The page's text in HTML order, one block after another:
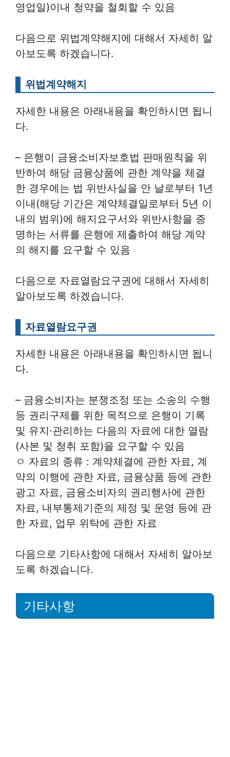
영업일)이내 청약을 철회할 수 있음
다음으로 위법계약해지에 대해서 자세히 알
아보도록 하겠습니다.
위법계약해지
자세한 내용은 아래내용을 확인하시면 됩니
다.
– 은행이 금융소비자보호법 판매원칙을 위
반하여 해당 금융상품에 관한 계약을 체결
한 경우에는 법 위반사실을 안 날로부터 1년
이내(해당 기간은 계약체결일로부터 5년 이
내의 범위)에 해지요구서와 위반사항을 증
명하는 서류를 은행에 제출하여 해당 계약
의 해지를 요구할 수 있음
다음으로 자료열람요구권에 대해서 자세히
알아보도록 하겠습니다.
자료열람요구권
자세한 내용은 아래내용을 확인하시면 됩니
다.
– 금융소비자는 분쟁조정 또는 소송의 수행
등 권리구제를 위한 목적으로 은행이 기록
및 유지·관리하는 다음의 자료에 대한 열람
(사본 및 청취 포함)을 요구할 수 있음
ㅇ 자료의 종류 : 계약체결에 관한 자료, 계
약의 이행에 관한 자료, 금융상품 등에 관한
광고 자료, 금융소비자의 권리행사에 관한
자료, 내부통제기준의 제정 및 운영 등에 관
한 자료, 업무 위탁에 관한 자료
다음으로 기타사항에 대해서 자세히 알아보
도록 하겠습니다.
기타사항